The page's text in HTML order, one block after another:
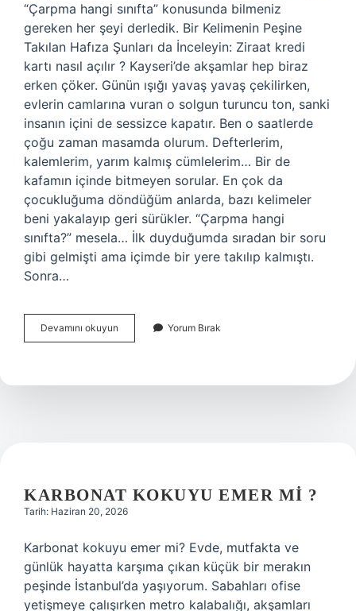
“Çarpma hangi sınıfta” konusunda bilmeniz
gereken her şeyi derledik. Bir Kelimenin Peşine
Takılan Hafıza Şunları da İnceleyin: Ziraat kredi
kartı nasıl açılır ? Kayseri’de akşamlar hep biraz
erken çöker. Günün ışığı yavaş yavaş çekilirken,
evlerin camlarına vuran o solgun turuncu ton, sanki
insanın içini de sessizce kapatır. Ben o saatlerde
çoğu zaman masamda olurum. Defterlerim,
kalemlerim, yarım kalmış cümlelerim… Bir de
kafamın içinde bitmeyen sorular. En çok da
çocukluğuma döndüğüm anlarda, bazı kelimeler
beni yakalayıp geri sürükler. “Çarpma hangi
sınıfta?” mesela… İlk duyduğumda sıradan bir soru
gibi gelmişti ama içimde bir yere takılıp kalmıştı.
Sonra…
Devamını okuyun
hangi
Yorum Bırak
KARBONAT KOKUYU EMER MI ?
Tarih: Haziran 20, 2026
Karbonat kokuyu emer mi? Evde, mutfakta ve
günlük hayatta karşıma çıkan küçük bir merakın
peşinde İstanbul’da yaşıyorum. Sabahları ofise
yetişmeye çalışırken metro kalabalığı, akşamları